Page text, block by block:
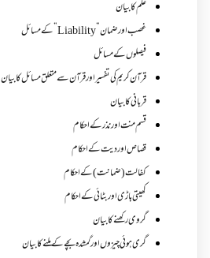
علم کا بیان
غصب اورضمان”Liability” کے مسائل
فیصلوں کے مسائل
قرآن کریم کی تفسیر اور قرآن سے متعلق مسائل کا بیان
قربانی کا بیان
قسم منت اور نذر کے احکام
قصاص اور دیت کے احکام
کفالت (ضمانت) کے احکام
کھیتی باڑی اور بٹائی کے احکام
گروی رکھنے کا بیان
گری ہوئی چیزوں اورگمشدہ بچے کے ملنے کا بیان